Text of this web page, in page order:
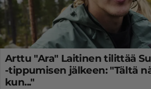
Arttu "Ara" Laitinen tilittää
-tippumisen jälkeen: "Tältä
kun..."